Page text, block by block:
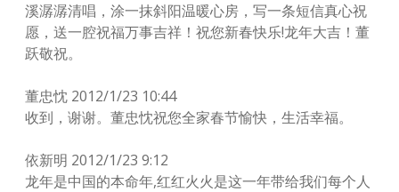
溪潺潺清唱，涂一抹斜阳温暖心房，写一条短信真心祝
愿，送一腔祝福万事吉祥！祝您新春快乐!龙年大吉！董
跃敬祝。
董忠忱 2012/1/23 10:44
收到，谢谢。董忠忱祝您全家春节愉快，生活幸福。
依新明 2012/1/23 9:12
龙年是中国的本命年,红红火火是这一年带给我们每个人